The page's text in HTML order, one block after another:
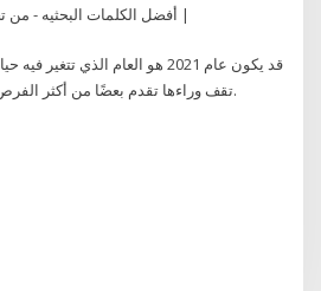
أفضل الكلمات البحثيه - من تجميعي - منتديات مسك الغلا |
قد يكون عام 2021 هو العام الذي
تقف وراءها تقدم بعضًا من أكثر الفرص الرائعة المحتملة منذ عقود.